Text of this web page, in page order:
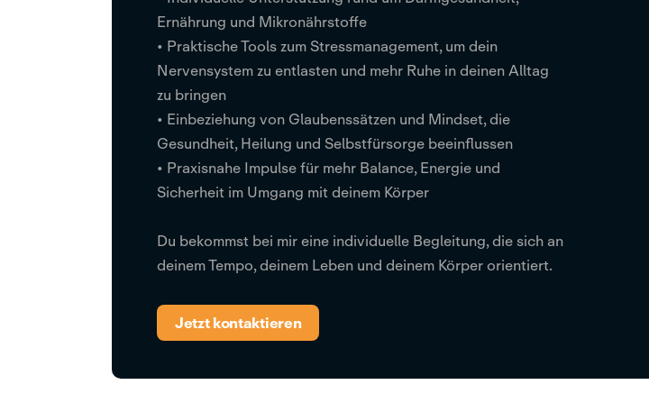
Ernährung und Mikronährstoffe
• Praktische Tools zum Stressmanagement, um dein
Nervensystem zu entlasten und mehr Ruhe in deinen Alltag
zu bringen
• Einbeziehung von Glaubenssätzen und Mindset, die
Gesundheit, Heilung und Selbstfürsorge beeinflussen
• Praxisnahe Impulse für mehr Balance, Energie und
Sicherheit im Umgang mit deinem Körper
Du bekommst bei mir eine individuelle Begleitung, die sich an
deinem Tempo, deinem Leben und deinem Körper orientiert.
Jetzt kontaktieren